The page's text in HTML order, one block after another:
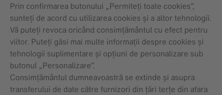
Prin confirmarea butonului „Permiteți toate cookies”,
sunteți de acord cu utilizarea cookies și a altor tehnologii.
Vă puteți revoca oricând consimțământul cu efect pentru
viitor. Puteți găsi mai multe informații despre cookies și
tehnologii suplimentare și opțiuni de personalizare sub
butonul „Personalizare”.
Consimțământul dumneavoastră se extinde și asupra
transferului de date către furnizori din țări terțe din afara